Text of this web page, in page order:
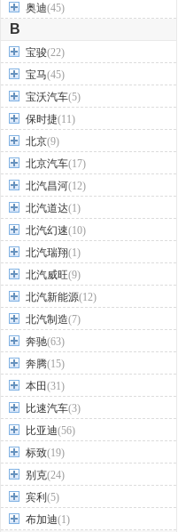
奥迪(45)
B
宝骏(22)
宝马(45)
宝沃汽车(5)
保时捷(11)
北京(9)
北京汽车(17)
北汽昌河(12)
北汽道达(1)
北汽幻速(10)
北汽瑞翔(1)
北汽威旺(9)
北汽新能源(12)
北汽制造(7)
奔驰(63)
奔腾(15)
本田(31)
比速汽车(3)
比亚迪(56)
标致(19)
别克(24)
宾利 (5)
布加迪(1)